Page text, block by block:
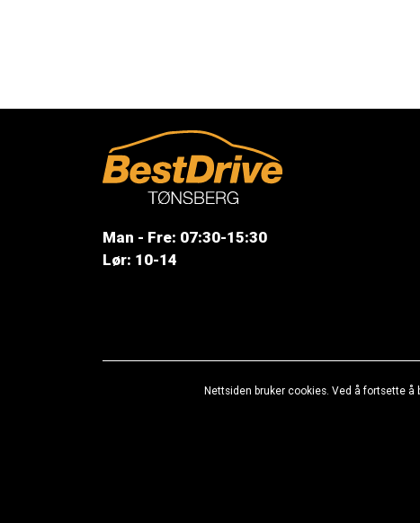
Man - Fre: 07:30-15:30
Lør: 10-14
Nettsiden bruker cookies. Ved å fortsette